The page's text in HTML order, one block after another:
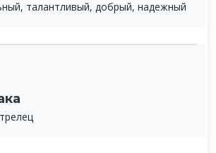
талантливый, добрый, надежный